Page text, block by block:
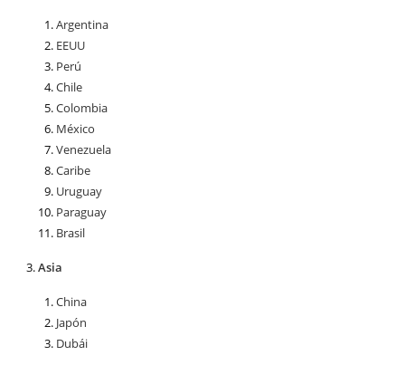
Argentina
EEUU
Perú
Chile
Colombia
México
Venezuela
Caribe
Uruguay
Paraguay
Brasil
Asia
China
Japón
Dubái